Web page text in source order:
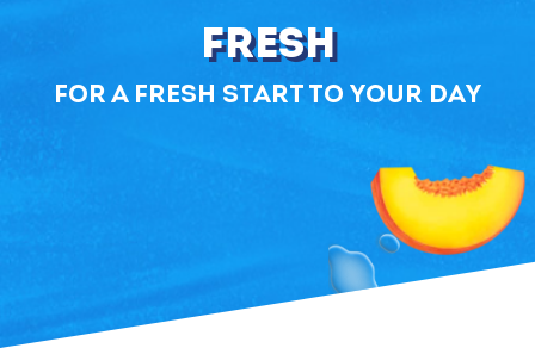
Fresh
For a fresh start to your day